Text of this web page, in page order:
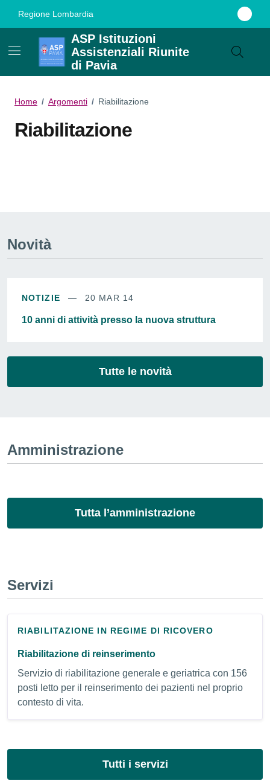
Regione Lombardia
ASP Istituzioni
Assistenziali Riunite
di Pavia
Home / Argomenti / Riabilitazione
Riabilitazione
Novità
NOTIZIE 20 MAR 14
10 anni di attività presso la nuova struttura
Tutte le novità
Amministrazione
Tutta l’amministrazione
Servizi
RIABILITAZIONE IN REGIME DI RICOVERO
Riabilitazione di reinserimento
Servizio di riabilitazione generale e geriatrica con 156
posti letto per il reinserimento dei pazienti nel proprio
contesto di vita.
Tutti i servizi